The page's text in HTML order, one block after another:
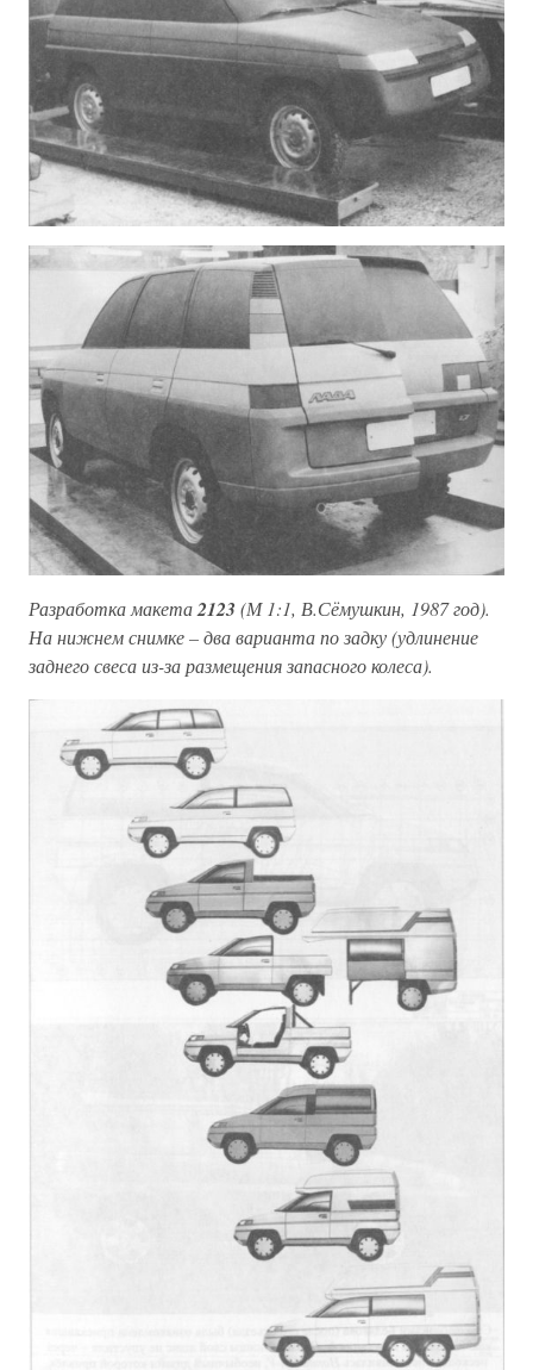
Разработка макета2123 (М 1:1, В.Сёмушкин, 1987 год).
На нижнем снимке – два варианта по задку (удлинение
заднего свеса из-за размещения запасного колеса).